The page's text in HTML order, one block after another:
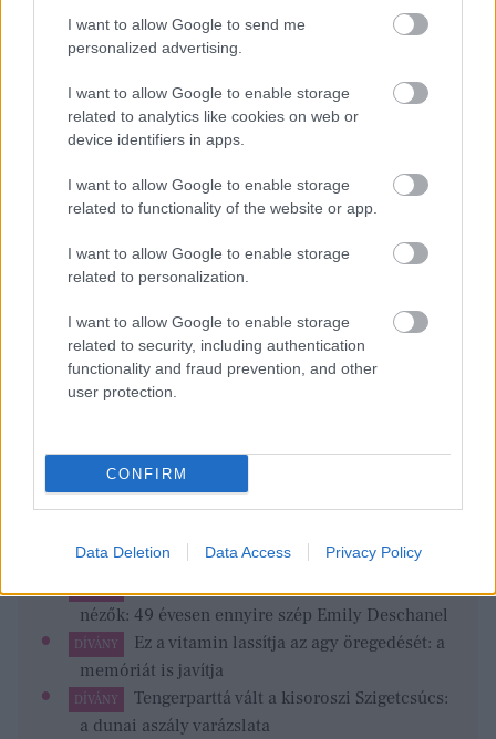
I want to allow Google to send me
personalized advertising.
I want to allow Google to enable storage
related to analytics like cookies on web or
device identifiers in apps.
I want to allow Google to enable storage
related to functionality of the website or app.
I want to allow Google to enable storage
related to personalization.
I want to allow Google to enable storage
related to security, including authentication
functionality and fraud prevention, and other
user protection.
CONFIRM
Data Deletion Data Access Privacy Policy
Napi horoszkóp: A Bika átrendezheti otthonát, a
Nyilas szabadságra mehet augusztus 7-én
Az élelmiszer
finomabb, a fizetés magasabb, de az élet drágább
Svájcban, vajon megéri kiköltözni? - GLAMOUR
Russell Crowe nemcsak rengeteget fogyott, de
brutálisan ki is gyúrta magát
tudni lehet
FEMINA
Egyetlen kattintással látható, mennyi
adatokat mutat ez az oldal
nézők: 49 évesen ennyire szép Emily Deschanel
DÍVÁNY
Ez a vitamin lassítja az agy öregedését: a
memóriát is javítja
DÍVÁNY
Tengerparttá vált a kisoroszi Szigetcsúcs:
a dunai aszály varázslata